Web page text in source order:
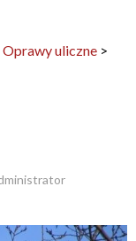
Oprawy uliczne >